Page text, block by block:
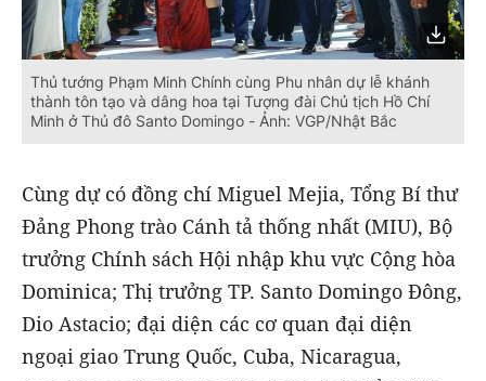
Thủ tướng Phạm Minh Chính cùng Phu nhân dự lễ khánh
thành tôn tạo và dâng hoa tại Tượng đài Chủ tịch Hồ Chí
Minh ở Thủ đô Santo Domingo - Ảnh: VGP/Nhật Bắc
Cùng dự có đồng chí Miguel Mejia, Tổng Bí thư
Đảng Phong trào Cánh tả thống nhất (MIU), Bộ
trưởng Chính sách Hội nhập khu vực Cộng hòa
Dominica; Thị trưởng TP. Santo Domingo Đông,
Dio Astacio; đại diện các cơ quan đại diện
ngoại giao Trung Quốc, Cuba, Nicaragua,